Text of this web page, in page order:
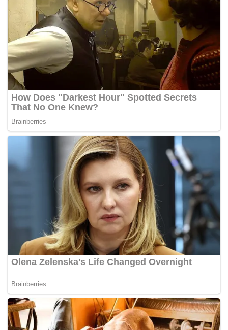
Anwar Ibrahim debat Isu Sapura najib
Sapura